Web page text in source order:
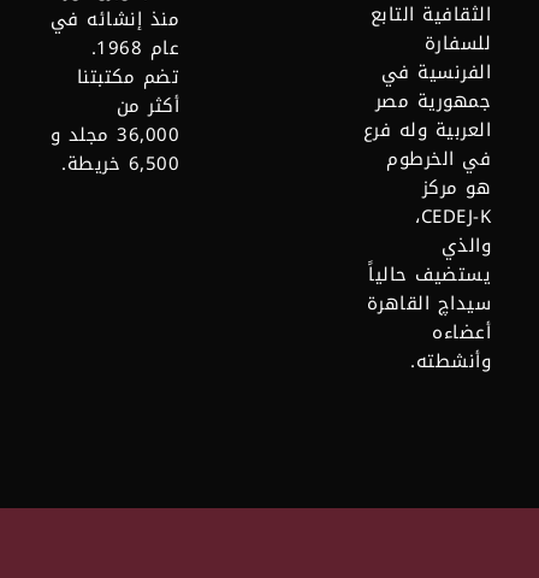
الثقافية التابع
للسفارة
الفرنسية في
جمهورية مصر
العربية وله فرع
في الخرطوم
هو مركز
CEDEJ-K،
والذي
يستضيف حالياً
سيداچ القاهرة
أعضاءه
وأنشطته.
منذ إنشائه في
عام 1968.
تضم مكتبتنا
أكثر من
36,000 مجلد و
6,500 خريطة.